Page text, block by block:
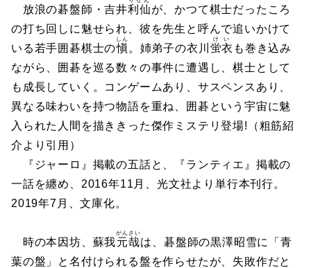
放浪の碁盤師・吉井利仙が、かつて棋士だったころ
の打ち回しに魅せられ、彼を先生と呼んで追いかけて
いる若手囲碁棋士の愼
しん
。姉弟子の衣川 蛍衣
けい
も巻き込み
ながら、囲碁を巡る数々の事件に遭遇し、棋士として
も成長していく。コンゲームあり、サスペンスあり、
異なる味わいを持つ物語を重ね、囲碁という宇宙に魅
入られた人間を描ききった傑作ミステリ登場!（粗筋紹
介より引用）
『ジャーロ』掲載の五話と、『ランティエ』掲載の
一話を纏め、2016年11月、光文社より単行本刊行。
2019年7月、文庫化。
時の本因坊、蘇我元哉
がんさい
は、碁盤師の黒澤昭雪に「青
葉の盤」と名付けられる盤を作らせたが、失敗作だと